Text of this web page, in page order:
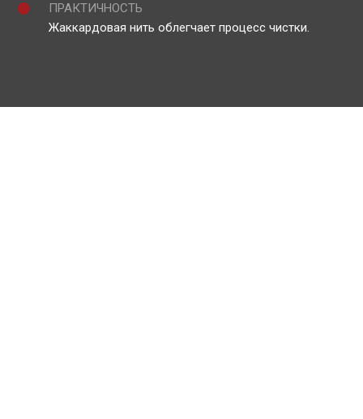
ПРАКТИЧНОСТЬ
Жаккардовая нить облегчает процесс чистки.